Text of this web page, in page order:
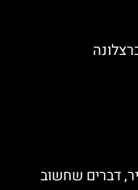
דברים שחשוב